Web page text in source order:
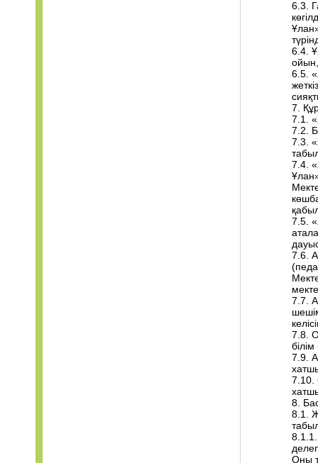
6.3.
6.4.
ойын,
6.5.
7.
7.1.
7.2.
7.3.
7.4.
7.5.
7.6.
7.7.
7.8.
7.9.
7.10.
8.
8.1.
8.1.1.
Оны